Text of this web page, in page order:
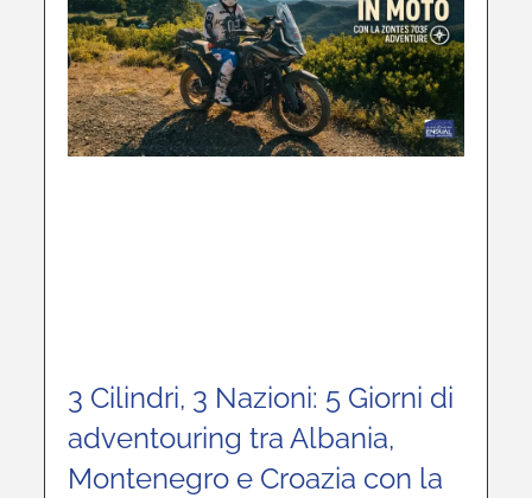
3 Cilindri, 3 Nazioni: 5 Giorni di
adventouring tra Albania,
Montenegro e Croazia con la